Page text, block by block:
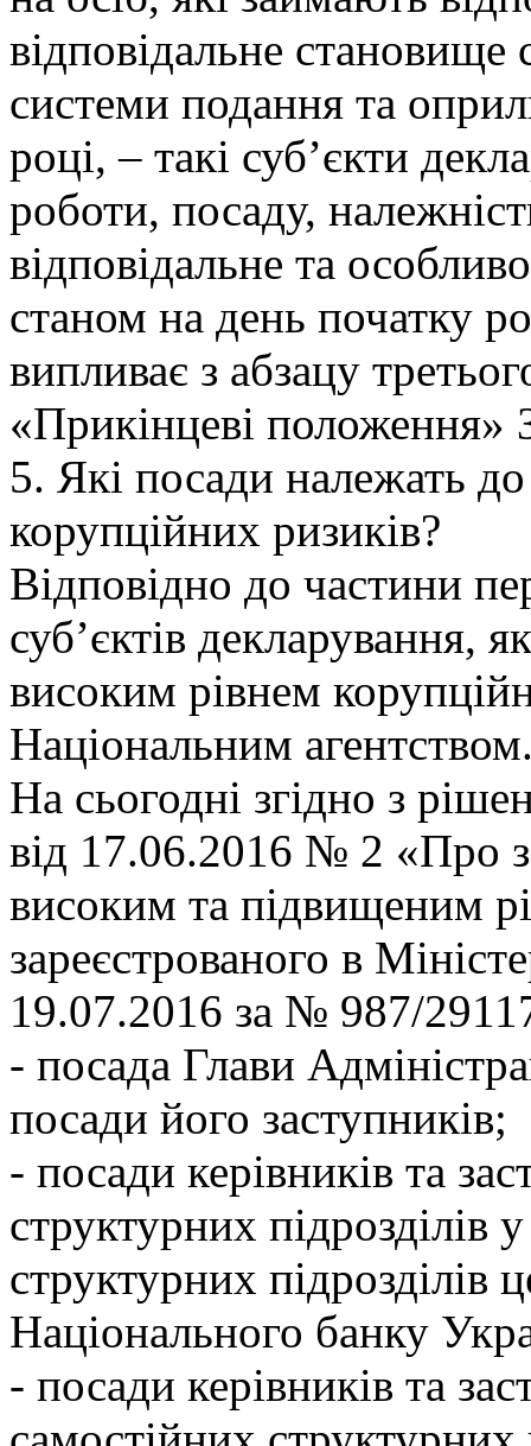
відповідальне
системи подання та
році, – такі суб’єкти
роботи, посаду,
відповідальне та
станом на день початку
випливає з абзацу
«Прикінцеві положення»
5. Які посади належать
корупційних ризиків?
Відповідно до частини
суб’єктів декларування,
високим рівнем
Національним
На сьогодні згідно з
від 17.06.2016 № 2 «Про
високим та підвищеним
зареєстрованого в
19.07.2016 за № 987/
- посада Глави
посади його заступників;
- посади керівників та
структурних підрозділів
структурних підрозділів
Національного банку
- посади керівників та